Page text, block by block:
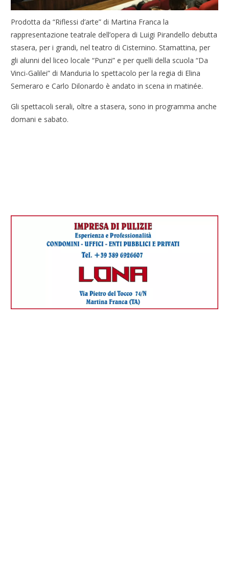
Prodotta da “Riflessi d’arte” di Martina Franca la
rappresentazione teatrale dell’opera di Luigi Pirandello debutta
stasera, per i grandi, nel teatro di Cisternino. Stamattina, per
gli alunni del liceo locale “Punzi” e per quelli della scuola “Da
Vinci-Galilei” di Manduria lo spettacolo per la regia di Elina
Semeraro e Carlo Dilonardo è andato in scena in matinée.
Gli spettacoli serali, oltre a stasera, sono in programma anche
domani e sabato.